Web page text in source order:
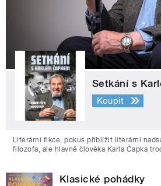
Setkání s
Koupit
Literární fikce, pokus přiblížit literární
filozofa, ale hlavně člověka Karla Čapka
Klasické pohádky